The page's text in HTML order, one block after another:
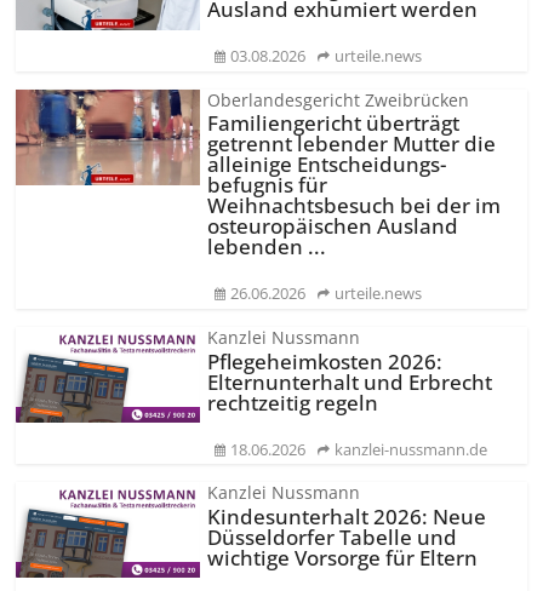
Ausland exhumiert werden
03.08.2026 urteile.news
Oberlandesgericht Zweibrücken
Familiengericht überträgt
getrennt lebender Mutter die
alleinige Entscheidungs­
befugnis für
Weihnachtsbesuch bei der im
osteuropäischen Ausland
lebenden ...
26.06.2026 urteile.news
Kanzlei Nussmann
Pflegeheimkosten 2026:
Elternunterhalt und Erbrecht
rechtzeitig regeln
18.06.2026 kanzlei-nussmann.de
Kanzlei Nussmann
Kindesunterhalt 2026: Neue
Düsseldorfer Tabelle und
wichtige Vorsorge für Eltern